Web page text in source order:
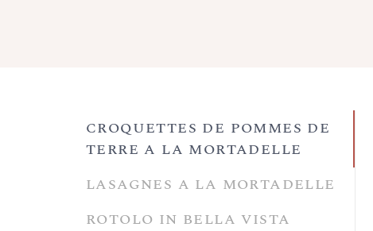
CROQUETTES DE POMMES DE
TERRE A LA MORTADELLE
LASAGNES A LA MORTADELLE
ROTOLO IN BELLA VISTA